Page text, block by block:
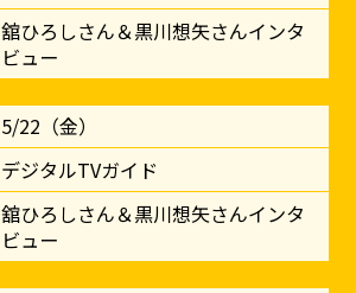
舘ひろしさん＆黒川想矢さんインタ
ビュー
5/22（金）
デジタルTVガイド
舘ひろしさん＆黒川想矢さんインタ
ビュー